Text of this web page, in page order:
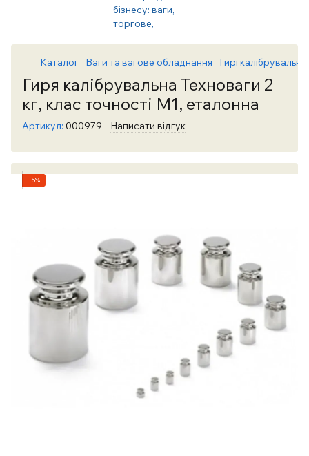
Каталог Ваги та вагове обладнання Гирі калібрувальні
Гиря калібрувальна Техноваги 2
кг, клас точності М1, еталонна
Артикул: 000979 Написати відгук
−5%